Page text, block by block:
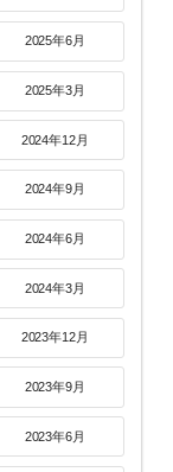
2025年6月
2025年3月
2024年12月
2024年9月
2024年6月
2024年3月
2023年12月
2023年9月
2023年6月